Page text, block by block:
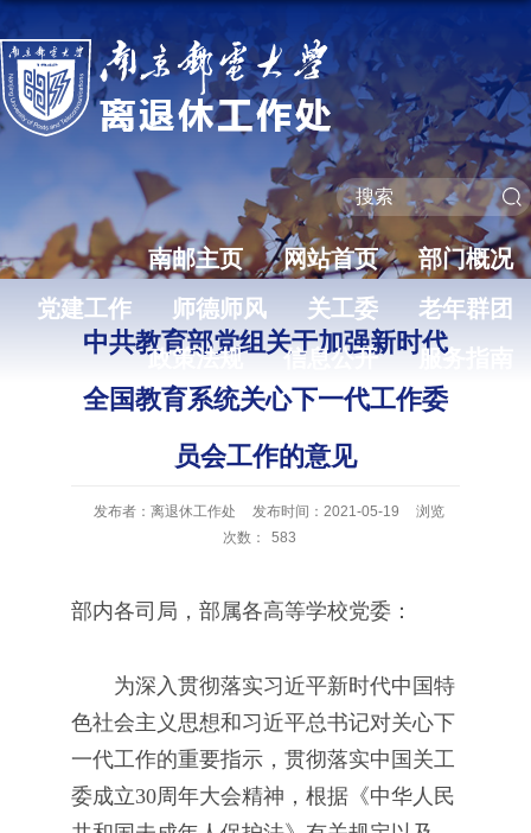
南邮主页 网站首页
部门概况
党建工作
师德师风 关工委
老年群团
政策法规
信息公开 服务指南
中共教育部党组关于加强新时代
全国教育系统关心下一代工作委
员会工作的意见
发布者：离退休工作处 发布时间：2021-05-19
浏览
次数：
583
部内各司局，部属各高等学校党委：
为深入贯彻落实习近平新时代中国特
色社会主义思想和习近平总书记对关心下
一代工作的重要指示，贯彻落实中国关工
委成立30周年大会精神，根据《中华人民